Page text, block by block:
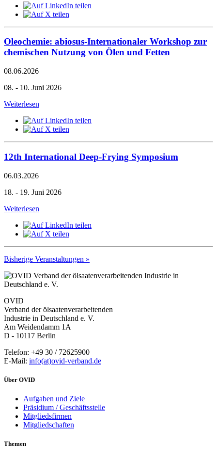
Oleochemie: abiosus-Internationaler Workshop zur
chemischen Nutzung von Ölen und Fetten
08.06.2026
08. - 10. Juni 2026
Weiterlesen
12th International Deep-Frying Symposium
06.03.2026
18. - 19. Juni 2026
Weiterlesen
Bisherige Veranstaltungen »
OVID
Verband der ölsaatenverarbeitenden
Industrie in Deutschland e. V.
Am Weidendamm 1A
D - 10117 Berlin
Telefon: +49 30 / 72625900
E-Mail: info(at)ovid-verband.de
Über OVID
Aufgaben und Ziele
Präsidium / Geschäftsstelle
Mitgliedsfirmen
Mitgliedschaften
Themen